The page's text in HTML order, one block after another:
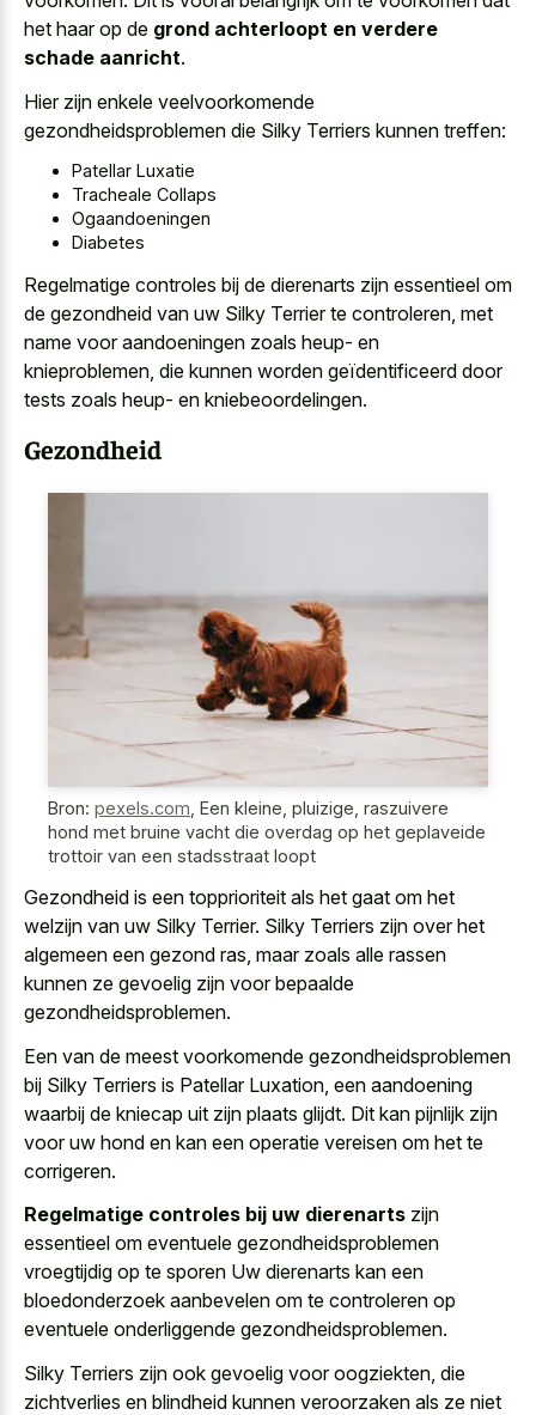
het haar op de grond achterloopt en verdere
schade aanricht.
Hier zijn enkele veelvoorkomende
gezondheidsproblemen die Silky Terriers kunnen treffen:
Patellar Luxatie
Tracheale Collaps
Ogaandoeningen
Diabetes
Regelmatige controles bij de dierenarts zijn essentieel om
de gezondheid van uw Silky Terrier te controleren, met
name voor aandoeningen zoals heup- en
knieproblemen, die kunnen worden geïdentificeerd door
tests zoals heup- en kniebeoordelingen.
Gezondheid
Bron: pexels.com Een kleine, pluizige, raszuivere
hond met bruine vacht die overdag op het geplaveide
trottoir van een stadsstraat loopt
Gezondheid is een topprioriteit als het gaat om het
welzijn van uw Silky Terrier. Silky Terriers zijn over het
algemeen een gezond ras, maar zoals alle rassen
kunnen ze gevoelig zijn voor bepaalde
gezondheidsproblemen.
Een van de meest voorkomende gezondheidsproblemen
bij Silky Terriers is Patellar Luxation, een aandoening
waarbij de kniecap uit zijn plaats glijdt. Dit kan pijnlijk zijn
voor uw hond en kan een operatie vereisen om het te
corrigeren.
Regelmatige controles bij uw dierenarts zijn
essentieel om eventuele gezondheidsproblemen
vroegtijdig op te sporen Uw dierenarts kan een
bloedonderzoek aanbevelen om te controleren op
eventuele onderliggende gezondheidsproblemen.
Silky Terriers zijn ook gevoelig voor oogziekten, die
zichtverlies en blindheid kunnen veroorzaken als ze niet